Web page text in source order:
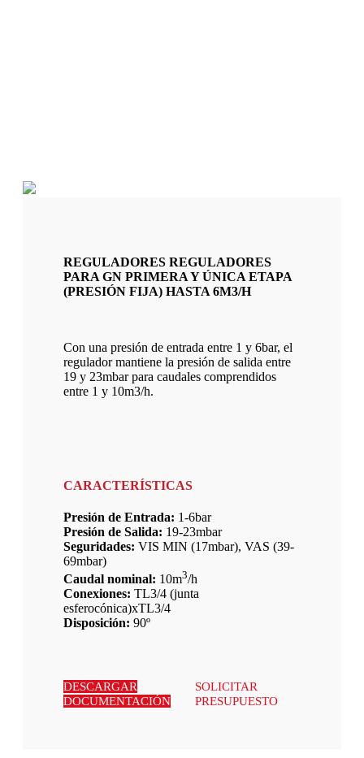
REGULADORES REGULADORES
PARA GN PRIMERA Y ÚNICA ETAPA
(PRESIÓN FIJA) HASTA 6M3/H
Con una presión de entrada entre 1 y 6bar, el
regulador mantiene la presión de salida entre
19 y 23mbar para caudales comprendidos
entre 1 y 10m3/h.
CARACTERÍSTICAS
Presión de Entrada: 1-6bar
Presión de Salida: 19-23mbar
Seguridades: VIS MIN (17mbar), VAS (39-
69mbar)
Caudal nominal: 10m3/h
Conexiones: TL3/4 (junta
esferocónica)xTL3/4
Disposición: 90º
DESCARGAR
DOCUMENTACIÓN
SOLICITAR
PRESUPUESTO